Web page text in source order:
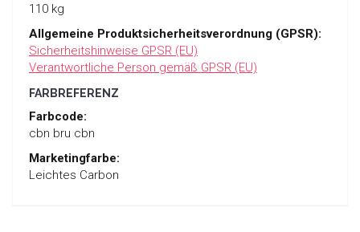
110 kg
Allgemeine Produktsicherheitsverordnung (GPSR):
Sicherheitshinweise GPSR (EU)
Verantwortliche Person gemäß GPSR (EU)
FARBREFERENZ
Farbcode:
cbn bru cbn
Marketingfarbe:
Leichtes Carbon